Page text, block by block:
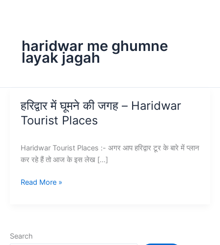
haridwar me ghumne
layak jagah
हरिद्वार में घूमने की जगह – Haridwar
Tourist Places
Haridwar Tourist Places :- अगर आप हरिद्वार टूर के बारे में प्लान
कर रहे हैं तो आज के इस लेख […]
हरिद्वार
–
Read More »
Search